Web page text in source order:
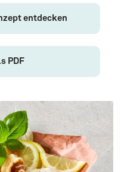
entdecken
PDF